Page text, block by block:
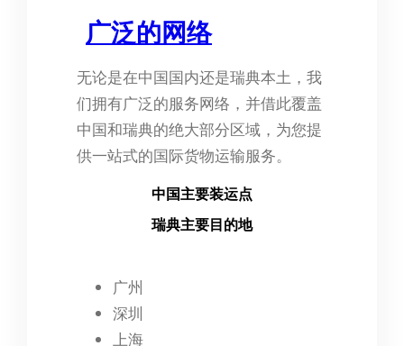
广泛的网络
无论是在中国国内还是瑞典本土，我
们拥有广泛的服务网络，并借此覆盖
中国和瑞典的绝大部分区域，为您提
供一站式的国际货物运输服务。
中国主要装运点
瑞典主要目的地
广州
深圳
上海